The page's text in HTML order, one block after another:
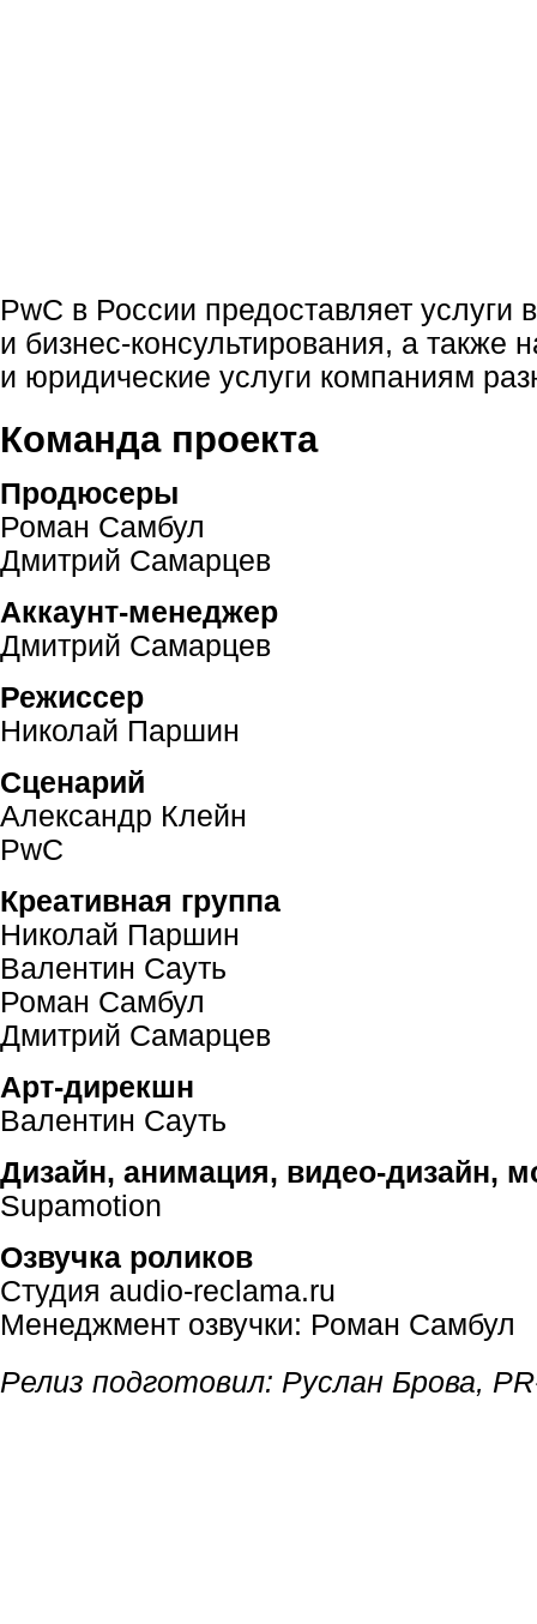
PwC в России предоставляет услуги
и бизнес-консультирования, а также
и юридические услуги компаниям
Команда проекта
Продюсеры
Роман Самбул
Дмитрий Самарцев
Аккаунт-менеджер
Дмитрий Самарцев
Режиссер
Николай Паршин
Сценарий
Александр Клейн
PwC
Креативная группа
Николай Паршин
Валентин Сауть
Роман Самбул
Дмитрий Самарцев
Арт-дирекшн
Валентин Сауть
Дизайн, анимация, видео-дизайн,
Supamotion
Озвучка роликов
Студия audio-reclama.ru
Менеджмент озвучки: Роман Самбул
Релиз подготовил: Руслан Брова,